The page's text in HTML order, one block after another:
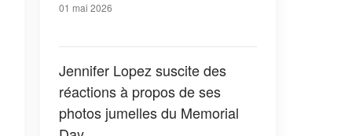
01 mai 2026
Jennifer Lopez suscite des
réactions à propos de ses
photos jumelles du Memorial